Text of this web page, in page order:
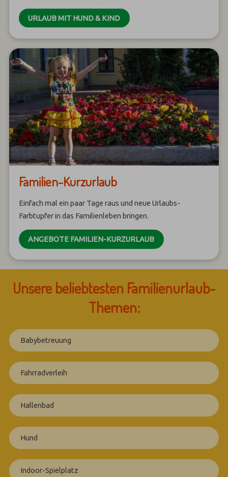
URLAUB MIT HUND & KIND
Familien-Kurzurlaub
Einfach mal ein paar Tage raus und neue Urlaubs-
Farbtupfer in das Familienleben bringen.
ANGEBOTE FAMILIEN-KURZURLAUB
Unsere beliebtesten Familienurlaub-
Themen:
Babybetreuung
Fahrradverleih
Hallenbad
Hund
Indoor-Spielplatz